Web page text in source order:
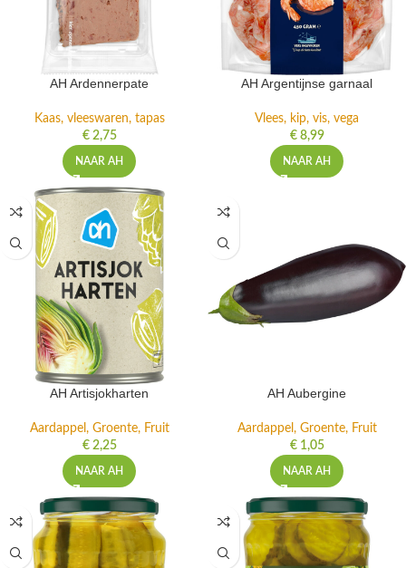
AH Ardennerpate
Kaas, vleeswaren, tapas
€2,75
NAAR AH
AH Argentijnse garnaal
Vlees, kip, vis, vega
€8,99
NAAR AH
AH Artisjokharten
Aardappel, Groente, Fruit
€2,25
NAAR AH
AH Aubergine
Aardappel, Groente, Fruit
€1,05
NAAR AH